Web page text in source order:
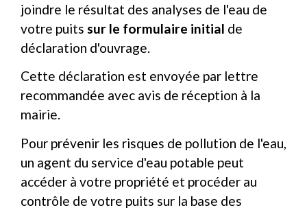
joindre le résultat des analyses de l'eau de
votre puits sur le formulaire initial de
déclaration d'ouvrage.
Cette déclaration est envoyée par lettre
recommandée avec avis de réception à la
mairie.
Pour prévenir les risques de pollution de l'eau,
un agent du service d'eau potable peut
accéder à votre propriété et procéder au
contrôle de votre puits sur la base des